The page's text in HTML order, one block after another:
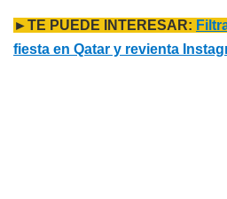
►TE PUEDE INTERESAR:
fiesta en Qatar y revienta